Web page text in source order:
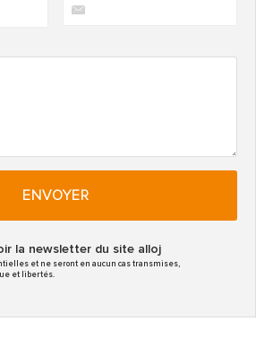
ENVOYER
la newsletter du site alloj
et ne seront en aucun cas transmises,
et libertés.